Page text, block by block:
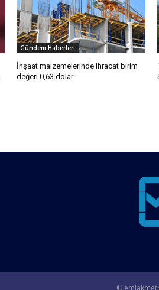
Gündem Haberleri
İnşaat malzemelerinde ihracat birim
değeri 0,63 dolar
©